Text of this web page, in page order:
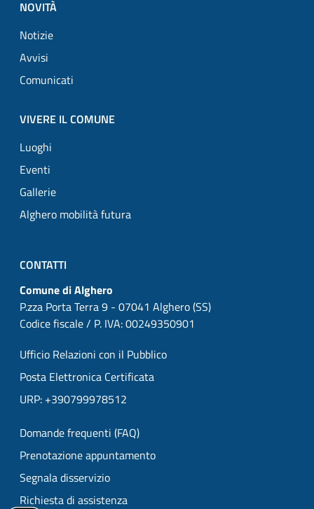
NOVITÀ
Notizie
Avvisi
Comunicati
VIVERE IL COMUNE
Luoghi
Eventi
Gallerie
Alghero mobilità futura
CONTATTI
Comune di Alghero
P.zza Porta Terra 9 - 07041 Alghero (SS)
Codice fiscale / P. IVA: 00249350901
Ufficio Relazioni con il Pubblico
Posta Elettronica Certificata
URP: +390799978512
Domande frequenti (FAQ)
Prenotazione appuntamento
Segnala disservizio
Richiesta di assistenza